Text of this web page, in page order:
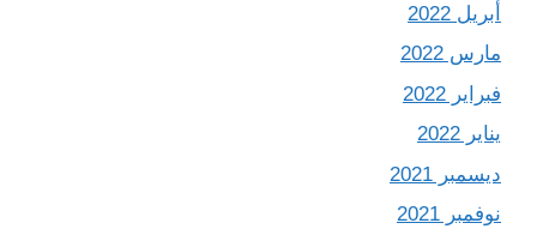
أبريل 2022
مارس 2022
فبراير 2022
يناير 2022
ديسمبر 2021
نوفمبر 2021